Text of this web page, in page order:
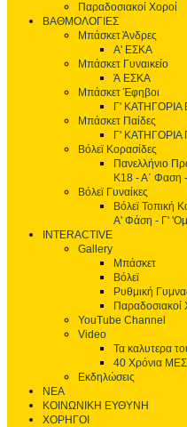
Παραδοσιακοί Χοροί
ΒΑΘΜΟΛΟΓΙΕΣ
Μπάσκετ Άνδρες
Α' ΕΣΚΑ
Μπάσκετ Γυναικείο
Ά ΕΣΚΑ
Μπάσκετ Έφηβοι
Γ'
Μπάσκετ Παίδες
Γ' ΚΑΤΗΓΟΡΙΑ
Βόλεϊ Κορασίδες
Πανελλήνιο
Κ18 - Α΄ Φαση
Βόλεϊ Γυναίκες
Βόλεϊ Τοπική
Α' Φάση - Γ'
INTERACTIVE
Gallery
Μπάσκετ
Βόλεϊ
Ρυθμική
Παραδοσιακοί
YouTube Channel
Video
Τα καλυτερα
40 Χρόνια
Εκδηλώσεις
ΝΕΑ
ΚΟΙΝΩΝΙΚΗ ΕΥΘΥΝΗ
ΧΟΡΗΓΟΙ